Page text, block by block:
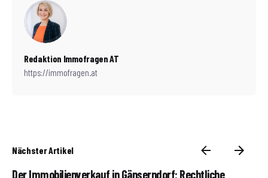
Redaktion Immofragen AT
https://immofragen.at
Nächster Artikel
Der Immobilienverkauf in Gänserndorf: Rechtliche